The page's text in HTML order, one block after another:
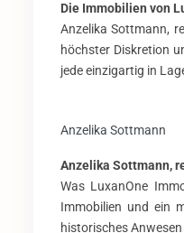
Die Immobilien von
Anzelika Sottmann,
höchster Diskretion
jede einzigartig in
Anzelika Sottmann
Anzelika Sottmann,
Was LuxanOne
Immobilien und ein
historisches